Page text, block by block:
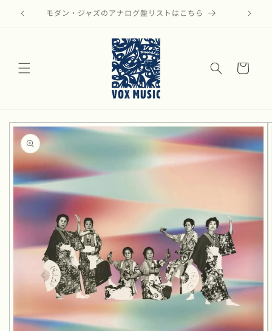
ンツに
モダン・ジャズのアナログ盤リストはこちら
ー
商品情
報にス
キップ